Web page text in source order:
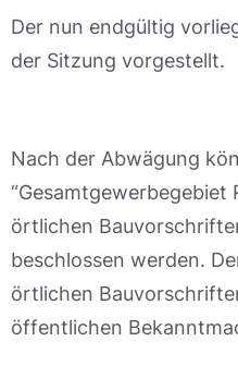
Der nun endgültig
der Sitzung vorgestellt.
Nach der Abwägung
“Gesamtgewerbegebiet
örtlichen
beschlossen werden.
örtlichen
öffentlichen